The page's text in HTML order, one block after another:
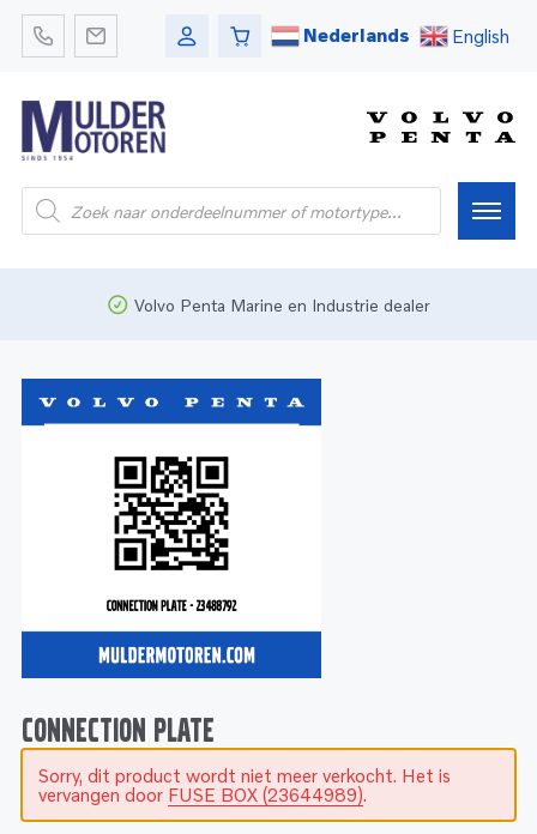
Nederlands English
Onderdelen
Bedrijfsvaart
Onderdelen
Motoren
Onderdelen
Service
Motoren
Service en onderhoud
Reman – Pleziervaart
Reman - Bedrijfsvaart
Volvo Penta Marine en Industrie dealer
CONNECTION PLATE
Sorry, dit product wordt niet meer verkocht. Het is
vervangen door FUSE BOX (23644989).